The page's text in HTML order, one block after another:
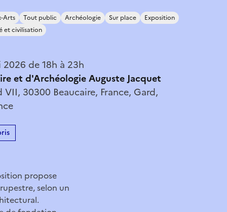
Arts Tout public Archéologie Sur place
Exposition
et civilisation
de 18h à 23h
et d'Archéologie Auguste Jacquet
VII, 30300 Beaucaire, France, Gard,
propose
selon un